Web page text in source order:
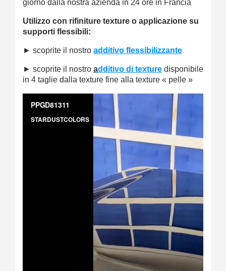
giorno dalla nostra azienda in 24 ore in Francia
Utilizzo con rifiniture texture o applicazione su
supporti flessibili:
► scoprite il nostro additivo flessibilizzante
► scoprite il nostro additivo di texture disponibile
in 4 taglie dalla texture fine alla texture « pelle »